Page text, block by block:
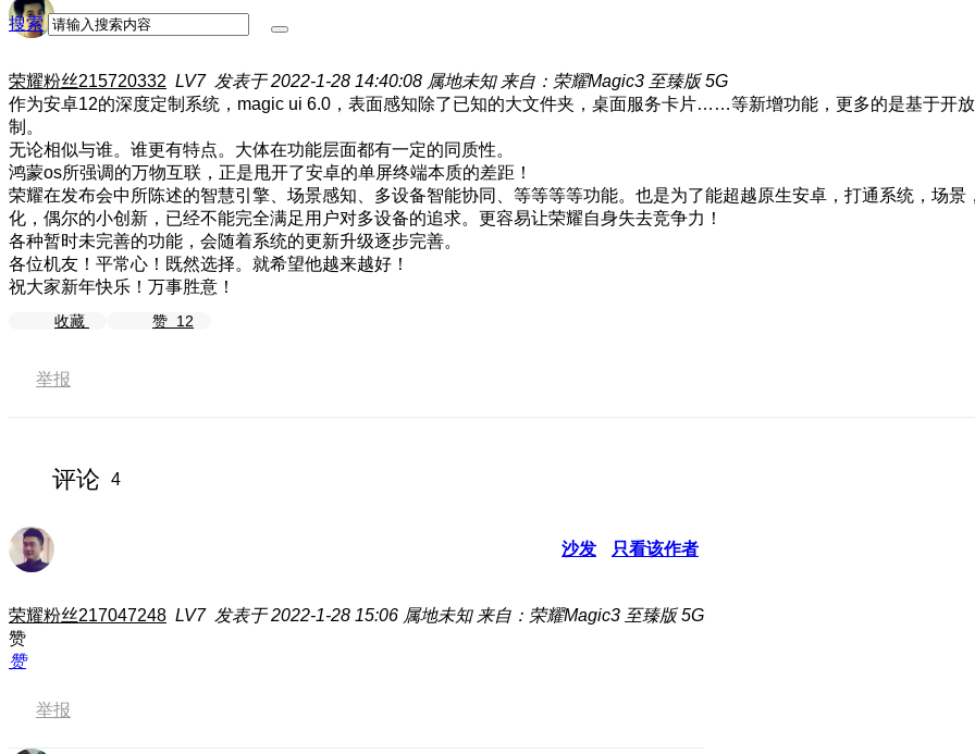
搜索
荣耀粉丝215720332 LV7 发表于 2022-1-28 14:40:08 属地未知 来自：荣耀Magic3 至臻版 5G
作为安卓12的深度定制系统，magic ui 6.0，表面感知除了已知的大文件夹，桌面服务卡片……等新增功能，更多的是基于开
制。
无论相似与谁。谁更有特点。大体在功能层面都有一定的同质性。
鸿蒙os所强调的万物互联，正是甩开了安卓的单屏终端本质的差距！
荣耀在发布会中所陈述的智慧引擎、场景感知、多设备智能协同、等等等等功能。也是为了能超越原生安卓，打通系统，场
化，偶尔的小创新，已经不能完全满足用户对多设备的追求。更容易让荣耀自身失去竞争力！
各种暂时未完善的功能，会随着系统的更新升级逐步完善。
各位机友！平常心！既然选择。就希望他越来越好！
祝大家新年快乐！万事胜意！
收藏 赞 12
举报
评论 4
沙发 只看该作者
荣耀粉丝217047248 LV7 发表于 2022-1-28 15:06 属地未知 来自：荣耀Magic3 至臻版 5G
赞
赞
举报